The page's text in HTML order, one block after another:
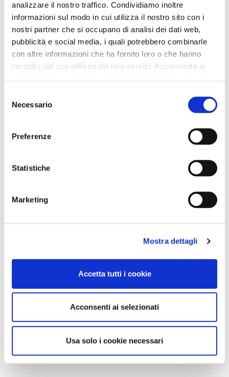
analizzare il nostro traffico. Condividiamo inoltre
informazioni sul modo in cui utilizza il nostro sito con i
nostri partner che si occupano di analisi dei dati web,
pubblicità e social media, i quali potrebbero combinarle
con altre informazioni che ha fornito loro o che hanno
raccolto dal suo utilizzo dei loro servizi. Acconsenta ai
delNecessario
Preferenze
Statistiche
Marketing
Mostra dettagli
Accetta tutti i cookie
Acconsenti ai selezionati
Usa solo i cookie necessari